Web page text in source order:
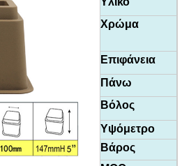
Χρώμα
Επιφάνεια
Πάνω
Βόλος
Υψόμετρο
Βάρος